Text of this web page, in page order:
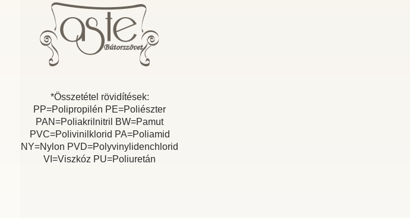
*Összetétel rövidítések:
PP=Polipropilén PE=Poliészter
PAN=Poliakrilnitril BW=Pamut
PVC=Polivinilklorid PA=Poliamid
NY=Nylon PVD=Polyvinylidenchlorid
VI=Viszkóz PU=Poliuretán